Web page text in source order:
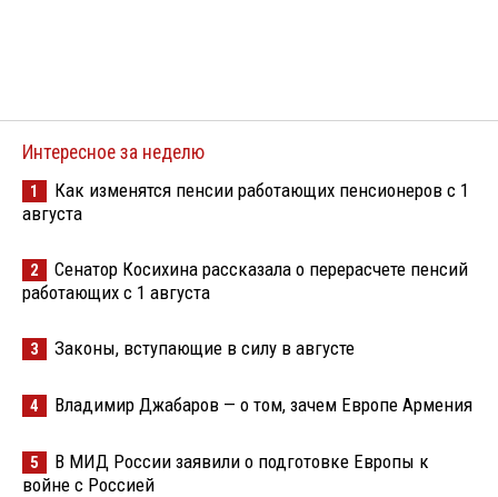
Интересное за неделю
1
Как изменятся пенсии работающих пенсионеров с 1
августа
2
Сенатор Косихина рассказала о перерасчете пенсий
работающих с 1 августа
3 Законы, вступающие в силу в августе
4 Владимир Джабаров — о том, зачем Европе Армения
5
В МИД России заявили о подготовке Европы к
войне с Россией